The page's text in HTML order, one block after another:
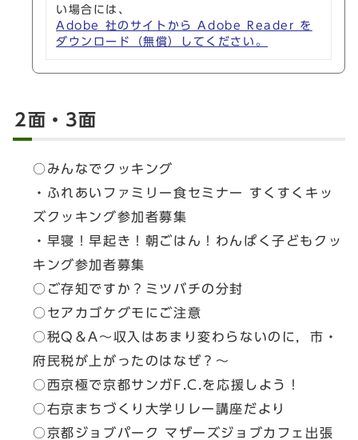
い場合には、
Adobe 社のサイトから Adobe Reader を
ダウンロード（無償）してください。
2面・3面
○みんなでクッキング
・ふれあいファミリー食セミナー すくすくキッ
ズクッキング参加者募集
・早寝！早起き！朝ごはん！わんぱく子どもクッ
キング参加者募集
○ご存知ですか？ミツバチの分封
○セアカゴケグモにご注意
○税Q＆A～収入はあまり変わらないのに，市・
府民税が上がったのはなぜ？～
○西京極で京都サンガF.C.を応援しよう！
○右京まちづくり大学リレー講座だより
○京都ジョブパーク マザーズジョブカフェ出張